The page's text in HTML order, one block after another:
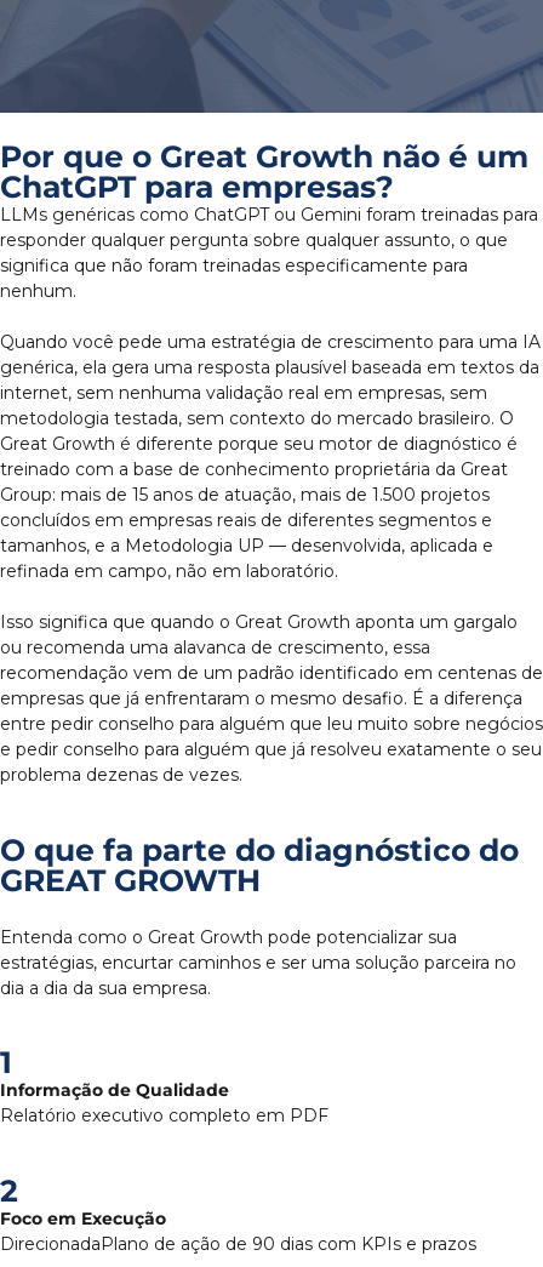
Por que o Great Growth não é um
ChatGPT para empresas?
LLMs genéricas como ChatGPT ou Gemini foram treinadas para
responder qualquer pergunta sobre qualquer assunto, o que
significa que não foram treinadas especificamente para
nenhum.
Quando você pede uma estratégia de crescimento para uma IA
genérica, ela gera uma resposta plausível baseada em textos da
internet, sem nenhuma validação real em empresas, sem
metodologia testada, sem contexto do mercado brasileiro. O
Great Growth é diferente porque seu motor de diagnóstico é
treinado com a base de conhecimento proprietária da Great
Group: mais de 15 anos de atuação, mais de 1.500 projetos
concluídos em empresas reais de diferentes segmentos e
tamanhos, e a Metodologia UP — desenvolvida, aplicada e
refinada em campo, não em laboratório.
Isso significa que quando o Great Growth aponta um gargalo
ou recomenda uma alavanca de crescimento, essa
recomendação vem de um padrão identificado em centenas de
empresas que já enfrentaram o mesmo desafio. É a diferença
entre pedir conselho para alguém que leu muito sobre negócios
e pedir conselho para alguém que já resolveu exatamente o seu
problema dezenas de vezes.
O que fa parte do diagnóstico do
GREAT GROWTH
Entenda como o Great Growth pode potencializar sua
estratégias, encurtar caminhos e ser uma solução parceira no
dia a dia da sua empresa.
1
Informação de Qualidade
Relatório executivo completo em PDF
2
Foco em Execução
DirecionadaPlano de ação de 90 dias com KPIs e prazos